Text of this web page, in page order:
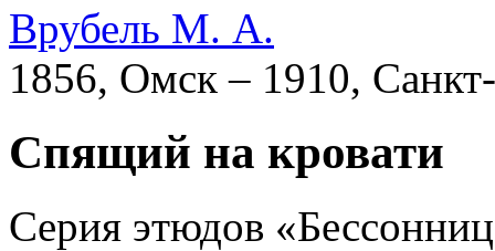
Врубель М. А.
1856, Омск – 1910,
Спящий на кровати
Серия этюдов